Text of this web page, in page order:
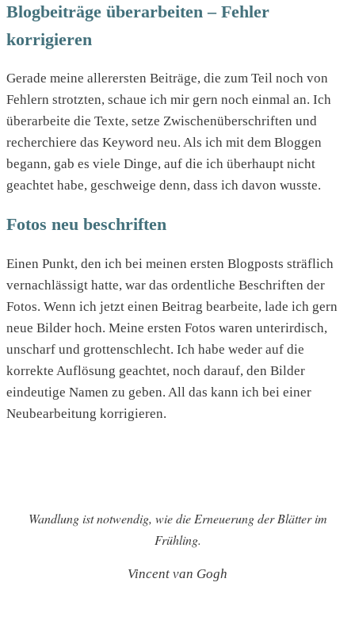
Blogbeiträge überarbeiten – Fehler
korrigieren
Gerade meine allerersten Beiträge, die zum Teil noch von
Fehlern strotzten, schaue ich mir gern noch einmal an. Ich
überarbeite die Texte, setze Zwischenüberschriften und
recherchiere das Keyword neu. Als ich mit dem Bloggen
begann, gab es viele Dinge, auf die ich überhaupt nicht
geachtet habe, geschweige denn, dass ich davon wusste.
Fotos neu beschriften
Einen Punkt, den ich bei meinen ersten Blogposts sträflich
vernachlässigt hatte, war das ordentliche Beschriften der
Fotos. Wenn ich jetzt einen Beitrag bearbeite, lade ich gern
neue Bilder hoch. Meine ersten Fotos waren unterirdisch,
unscharf und grottenschlecht. Ich habe weder auf die
korrekte Auflösung geachtet, noch darauf, den Bilder
eindeutige Namen zu geben. All das kann ich bei einer
Neubearbeitung korrigieren.
Wandlung ist notwendig, wie die Erneuerung der Blätter im
Frühling.
Vincent van Gogh